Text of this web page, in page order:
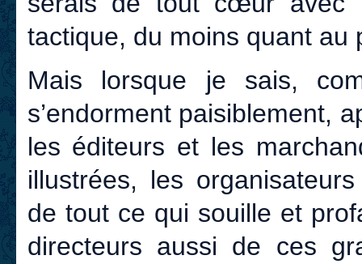
tactique, du moins quant au
Mais lorsque je sais,
s’endorment paisiblement,
les éditeurs et les
illustrées, les
de tout ce qui souille et
directeurs aussi de ces